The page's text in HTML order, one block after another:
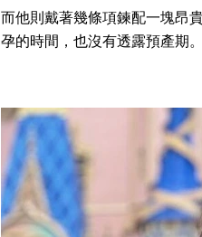
而他則戴著幾條項鍊配一塊昂
孕的時間，也沒有透露預產期。